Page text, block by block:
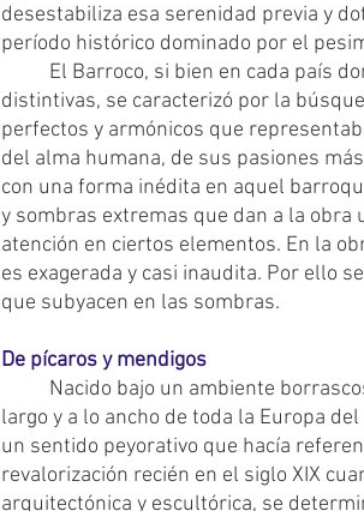
desestabiliza esa serenidad previa y
período histórico dominado por el
distintivas, se caracterizó por la
perfectos y armónicos que
del alma humana, de sus pasiones
con una forma inédita en aquel
y sombras extremas que dan a la
atención en ciertos elementos. En la
es exagerada y casi inaudita. Por ello
que subyacen en las sombras.
De pícaros y mendigos
largo y a lo ancho de toda la Europa
un sentido peyorativo que hacía
revalorización recién en el siglo XIX
arquitectónica y escultórica, se